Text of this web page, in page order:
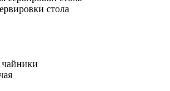
стола